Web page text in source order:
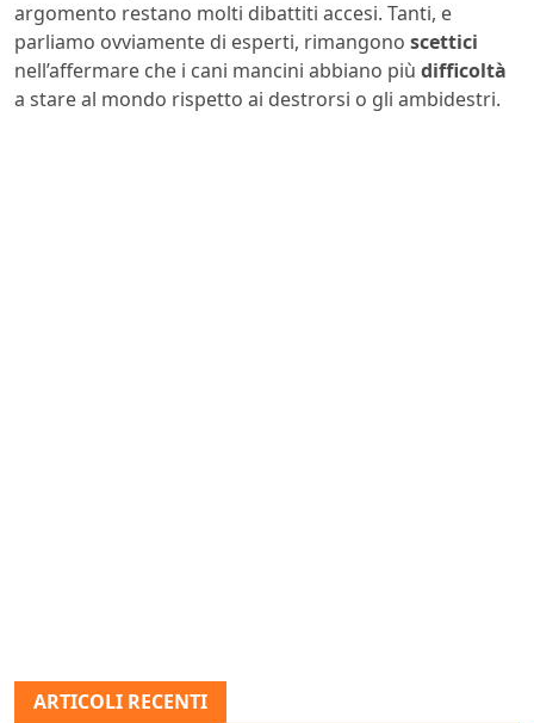
argomento restano molti dibattiti accesi. Tanti, e
parliamo ovviamente di esperti, rimangono scettici
nell’affermare che i cani mancini abbiano più difficoltà
a stare al mondo rispetto ai destrorsi o gli ambidestri.
ARTICOLI RECENTI